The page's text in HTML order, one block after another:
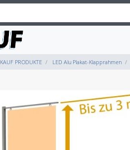
PRODUKTE LED Alu Plakat-Klapprahmen